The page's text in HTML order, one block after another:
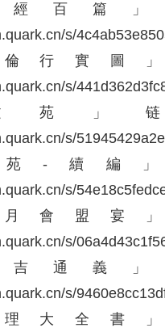
經百篇」
s/4c4ab53e
倫行實圖
s/441d362d
苑」
s/51945429
苑-續編」
s/54e18c5f
月會盟宴
s/06a4d43c
吉通義」
s/9460e8cc
理大全書